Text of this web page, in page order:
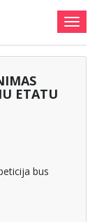
ETATU
bus